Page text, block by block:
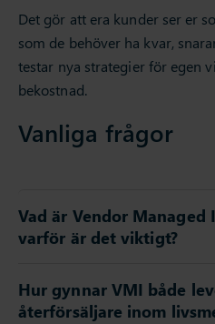
Det gör att era kunder ser er
som de behöver ha kvar,
testar nya strategier för egen
bekostnad.
Vanliga frågor
Vad är Vendor
varför är det viktigt?
Hur gynnar VMI både
återförsäljare inom